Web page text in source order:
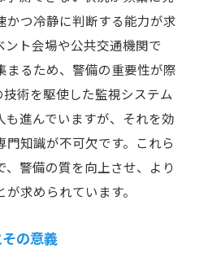
かつ冷静に判断する能力が求
ト会場や公共交通機関で
まるため、警備の重要性が際
術を駆使した監視システム
進んでいますが、それを効
知識が不可欠です。これら
警備の質を向上させ、より
求められています。
の意義